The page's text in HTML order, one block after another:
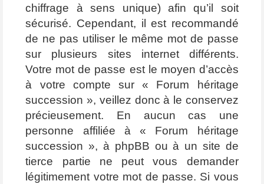
chiffrage à sens unique) afin qu’il soit
sécurisé. Cependant, il est recommandé
de ne pas utiliser le même mot de passe
sur plusieurs sites internet différents.
Votre mot de passe est le moyen d’accès
à votre compte sur « Forum héritage
succession », veillez donc à le conservez
précieusement. En aucun cas une
personne affiliée à « Forum héritage
succession », à phpBB ou à un site de
tierce partie ne peut vous demander
légitimement votre mot de passe. Si vous